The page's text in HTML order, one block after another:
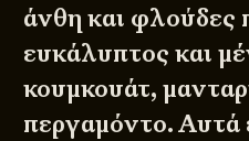
άνθη και φλούδες
ευκάλυπτος και
κουμκουάτ,
περγαμόντο. Αυτά